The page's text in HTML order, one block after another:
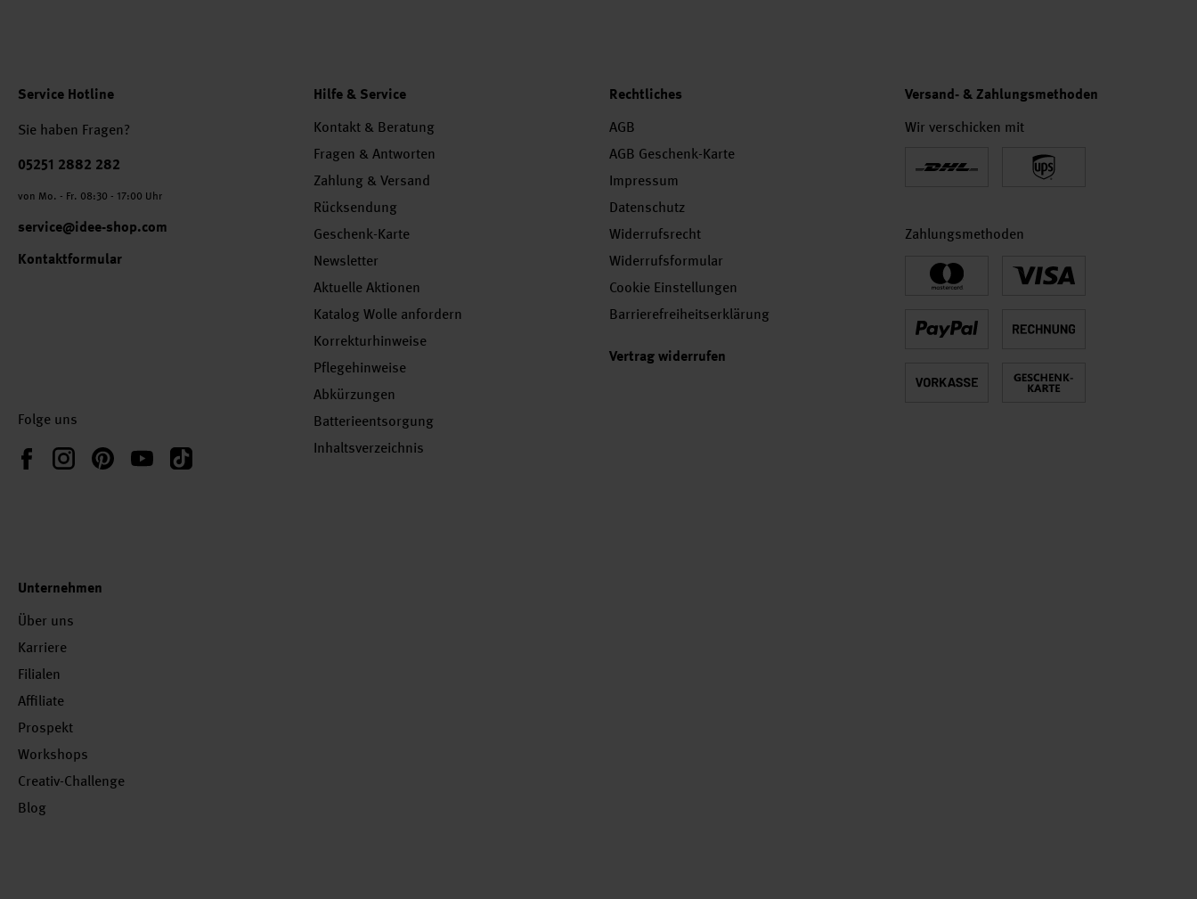
Service Hotline
Sie haben Fragen?
Telefonnummer
05251 2882 282
von Mo. - Fr. 08:30 - 17:00 Uhr
service@idee-shop.com
Kontaktformular
Folge uns
FacebookInstagramPinterestYouTubeTikTok
Hilfe & Service
Kontakt & Beratung
Fragen & Antworten
Zahlung & Versand
Rücksendung
Geschenk-Karte
Newsletter
Aktuelle Aktionen
Katalog Wolle anfordern
Korrekturhinweise
Pflegehinweise
Abkürzungen
Batterieentsorgung
Inhaltsverzeichnis
Rechtliches
AGB
AGB Geschenk-Karte
Impressum
Datenschutz
Widerrufsrecht
Widerrufsformular
Cookie Einstellungen
Barrierefreiheitserklärung
Vertrag widerrufen
Versand- & Zahlungsmethoden
Wir verschicken mit
Zahlungsmethoden
Unternehmen
Über uns
Karriere
Filialen
Affiliate
Prospekt
Workshops
Creativ-Challenge
Blog